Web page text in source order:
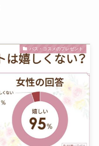
バス・コスメのプレゼント